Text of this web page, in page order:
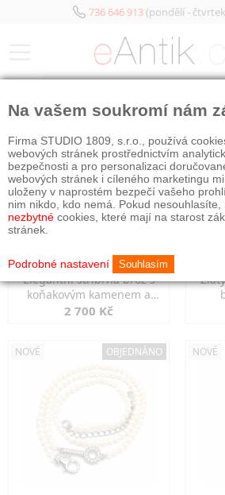
736 646 913(pondělí -
Elegantní stříbrná brož s
koňakovým kamenem a
markazity
2 700 Kč
NOVÉ OBJEDNÁNO NOVÉ
Na vašem soukromí nám
Firma STUDIO 1809, s.r.o., používá
webových stránek prostřednictvím
bezpečnosti a pro personalizaci
webových stránek i cíleného marketingu
uloženy v naprostém bezpečí vašeho
nim nikdo, kdo nemá. Pokud nesouhlasíte,
nezbytné cookies, které mají na starost
stránek.
Podrobné nastavení Souhlasím